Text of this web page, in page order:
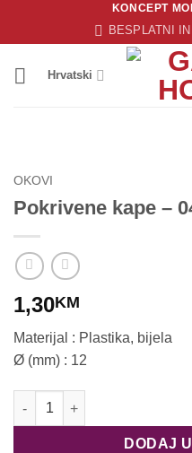
KONCEPT
BESPLATNI
Hrvatski
OKOVI
Pokrivene kape –
1,30KM
Materijal : Plastika, bijela
Ø (mm) : 12
Pokrivene kape - 045.04.705
DODAJ